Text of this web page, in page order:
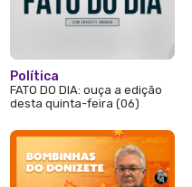
Política
FATO DO DIA: ouça a edição
desta quinta-feira (06)